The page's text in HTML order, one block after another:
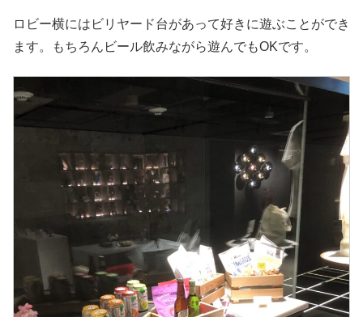
ロビー横にはビリヤード台があって好きに遊ぶことができ
ます。もちろんビール飲みながら遊んでもOKです。